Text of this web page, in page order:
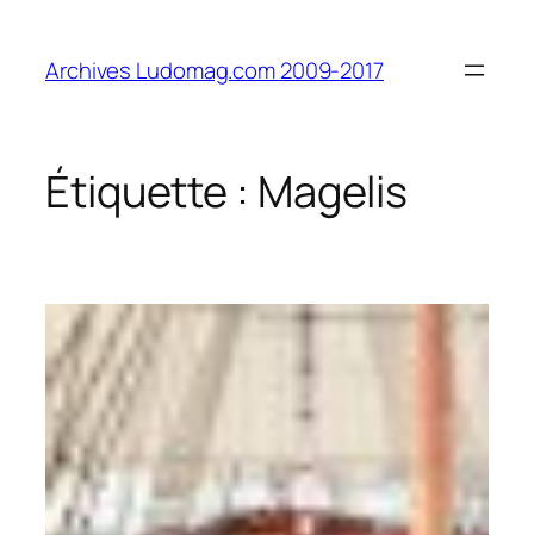
contenu
Archives Ludomag.com 2009-2017
Étiquette : Magelis